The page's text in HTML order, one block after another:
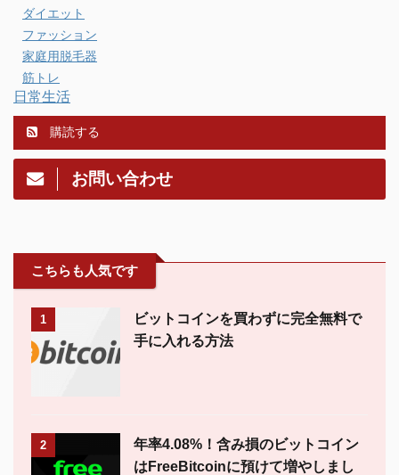
ダイエット
ファッション
家庭用脱毛器
筋トレ
日常生活
購読する
お問い合わせ
こちらも人気です
1
ビットコインを買わずに完全無料で
手に入れる方法
2
年率4.08%！含み損のビットコイン
はFreeBitcoinに預けて増やしまし